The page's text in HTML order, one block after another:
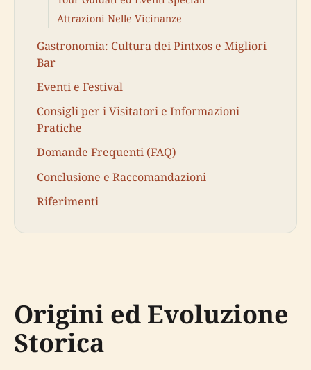
Attrazioni Nelle Vicinanze
Gastronomia: Cultura dei Pintxos e Migliori
Bar
Eventi e Festival
Consigli per i Visitatori e Informazioni
Pratiche
Domande Frequenti (FAQ)
Conclusione e Raccomandazioni
Riferimenti
Origini ed Evoluzione
Storica